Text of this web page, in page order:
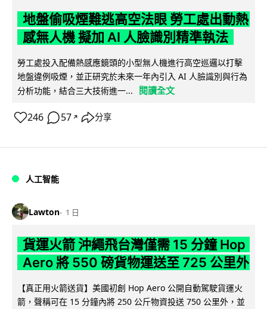
地盤偷吸煙難逃高空法眼 勞工處出動熱
感無人機 擬加 AI 人臉識別精準執法
勞工處投入配備熱感應鏡頭的小型無人機進行高空巡邏以打擊
地盤違例吸煙，並正研究於未來一年內引入 AI 人臉識別與行為
分析功能，結合三大技術進一...
閱讀全文
246 57 ↗ 分享
人工智能
Lawton 1 日
貨運火箭 沖繩飛台灣僅需 15 分鐘 Hop
Aero 將 550 磅貨物運送至 725 公里外
【真正用火箭送貨】美國初創 Hop Aero 公開自動駕駛貨運火
箭，聲稱可在 15 分鐘內將 250 公斤物資投送 750 公里外，並